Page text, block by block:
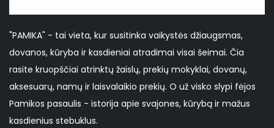
"PAMIKA" - tai vieta, kur susitinka vaikystės džiaugsmas,
dovanos, kūryba ir kasdieniai atradimai visai šeimai. Čia
rasite kruopščiai atrinktų žaislų, prekių mokyklai, dovanų,
aksesuarų, namų ir laisvalaikio prekių. O už visko slypi fėjos
Pamikos pasaulis - istorija apie svajones, kūrybą ir mažus
kasdienius stebuklus.